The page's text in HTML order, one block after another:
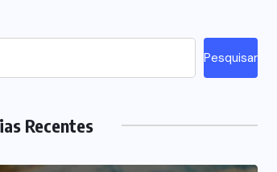
Pesquisar
Recentes